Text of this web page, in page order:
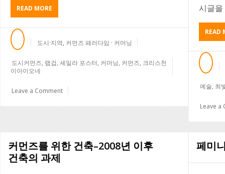
READ MORE
공
동
시
도
서
닝
도시·지역, 커먼즈 패러다임 · 커머닝
도시커먼즈, 랩겁,셰일라 포스터, 커머닝, 커먼즈, 크리스천
이아이오네
Leave a Comment
시글을
READ
예술, 최
Leave a
커먼즈를 위한 건축–2008년 이후
건축의 과제
페미